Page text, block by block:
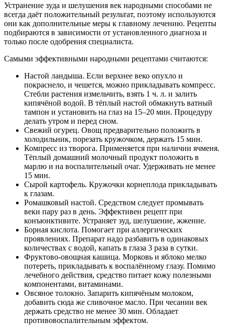
Устранение зуда и шелушения век народными способами не
всегда даёт положительный результат, поэтому используются
они как дополнительные меры к главному лечению. Рецепты
подбираются в зависимости от установленного диагноза и
только после одобрения специалиста.
Самыми эффективными народными рецептами считаются:
Настой ландыша. Если верхнее веко опухло и
покраснело, и чешется, можно прикладывать компресс.
Стебли растения измельчить, взять 1 ч. л. и залить
кипячёной водой. В тёплый настой обмакнуть ватный
тампон и установить на глаз на 15–20 мин. Процедуру
делать утром и перед сном.
Свежий огурец. Овощ предварительно положить в
холодильник, порезать кружочком, держать 15 мин.
Компресс из творога. Применяется при наличии ячменя.
Тёплый домашний молочный продукт положить в
марлю и на воспалительный очаг. Удерживать не менее
15 мин.
Сырой картофель. Кружочки корнеплода прикладывать
к глазам.
Ромашковый настой. Средством следует промывать
веки пару раз в день. Эффективен рецепт при
конъюнктивите. Устраняет зуд, шелушение, жжение.
Борная кислота. Помогает при аллергических
проявлениях. Препарат надо разбавить в одинаковых
количествах с водой, капать в глаза 3 раза в сутки.
Фруктово-овощная кашица. Морковь и яблоко мелко
потереть, прикладывать к воспалённому глазу. Помимо
лечебного действия, средство питает кожу полезными
компонентами, витаминами.
Овсяное толокно. Запарить кипячёным молоком,
добавить сюда же сливочное масло. При чесании век
держать средство не менее 30 мин. Обладает
противовоспалительным эффектом.